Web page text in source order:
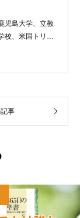
児島大学、立教
、米国トリニ
本福音ルーテ
東京、札幌、
ーテル学院大学
事